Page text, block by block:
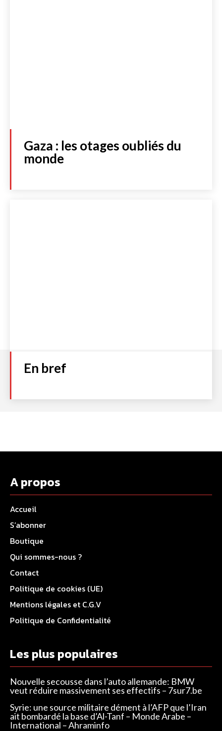
Gaza : les otages oubliés du
monde
En bref
A propos
Accueil
S’abonner
Boutique
Qui sommes-nous ?
Contact
Politique de cookies (UE)
Mentions légales et C.G.V
Politique de Confidentialité
Les plus populaires
Nouvelle secousse dans l’auto allemande: BMW
veut réduire massivement ses effectifs – 7sur7.be
Syrie: une source militaire dément à l’AFP que l’Iran
ait bombardé la base d’Al-Tanf – Monde Arabe –
International – Ahraminfo